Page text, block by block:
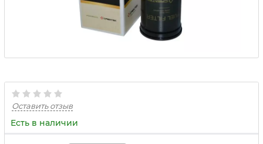
Оставить отзыв
Есть в наличии